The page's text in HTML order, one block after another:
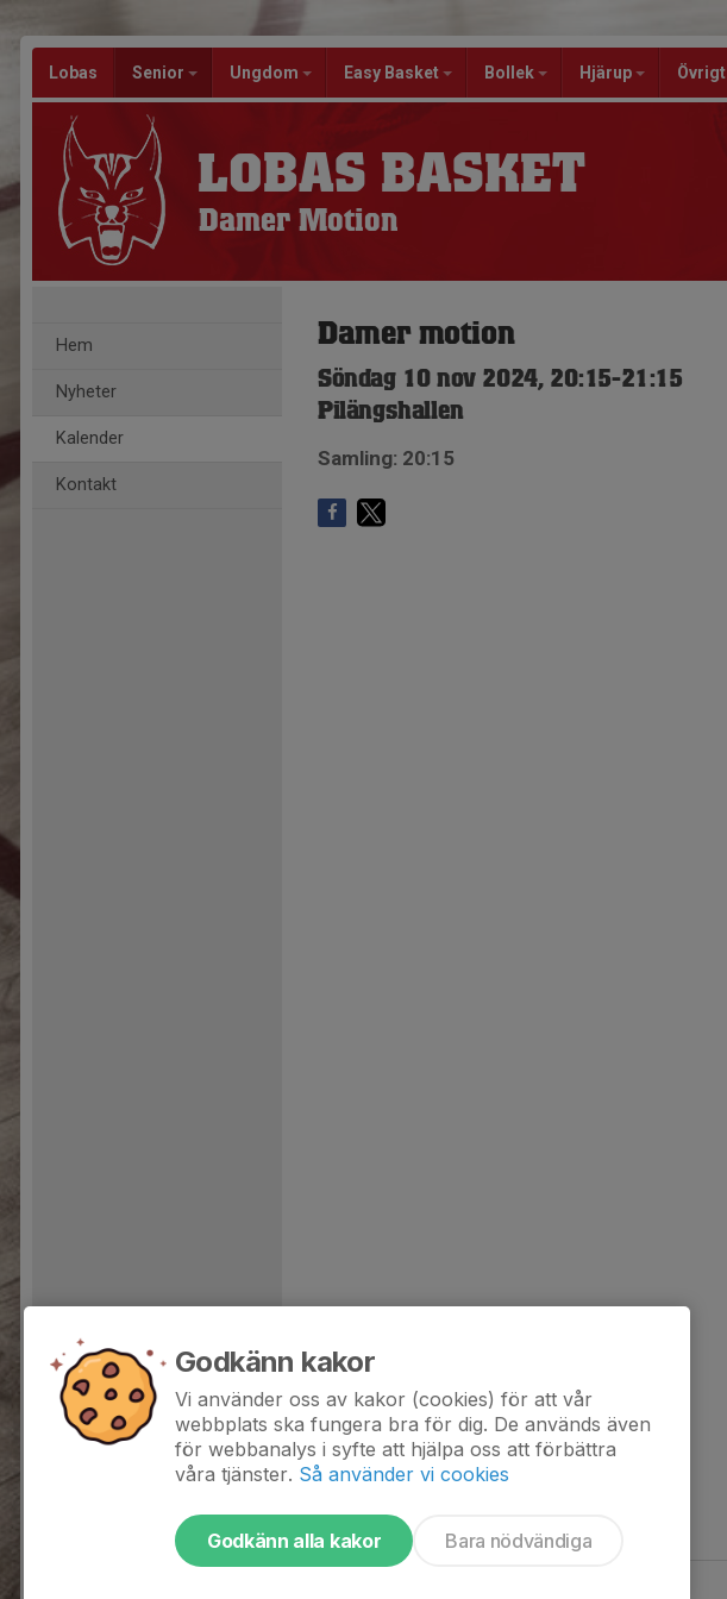
Lobas Senior Ungdom Easy Basket Bollek Hjärup Övrigt
LOBAS BASKET
Damer Motion
Hem
Nyheter
Kalender
Kontakt
Damer motion
Söndag 10 nov 2024, 20:15-21:15
Pilängshallen
Samling: 20:15
Godkänn kakor
Vi använder oss av kakor (cookies) för att vår
webbplats ska fungera bra för dig. De används även
för webbanalys i syfte att hjälpa oss att förbättra
våra tjänster. Så använder vi cookies
Godkänn alla kakor Bara nödvändiga